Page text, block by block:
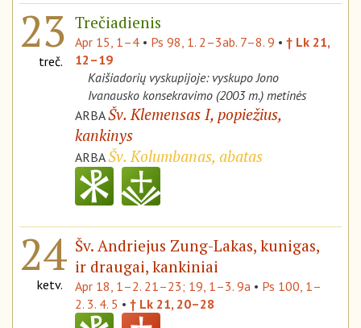
23
treč.
Trečiadienis
Apr 15, 1–4 • Ps 98, 1. 2–3ab. 7–8. 9 • † Lk 21,
12–19
Kaišiadorių vyskupijoje: vyskupo Jono
Ivanausko konsekravimo (2003 m.) metinės
ARBAŠv. Klemensas I, popiežius,
kankinys
ARBAŠv. Kolumbanas, abatas
24
ketv.
Šv. Andriejus Zung-Lakas, kunigas,
ir draugai, kankiniai
Apr 18, 1–2. 21–23; 19, 1–3. 9a • Ps 100, 1–
2. 3. 4. 5 • † Lk 21, 20–28